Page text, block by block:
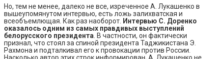
Но, тем не менее, далеко не все, изреченное А. Лукашенко в
вышеупомянутом интервью, есть ложь залихватская и
всеобъемлющая. Как раз наоборот. Интервью С. Доренко
оказалось одним из самых правдивых выступлений
белорусского президента . В частности, он фактически
признал, что стоял за спиной президента Таджикистана Э.
Рахмона и подталкивал его к провокации против России.
Насколько автор этих строк информирован, А. Лукашенко не